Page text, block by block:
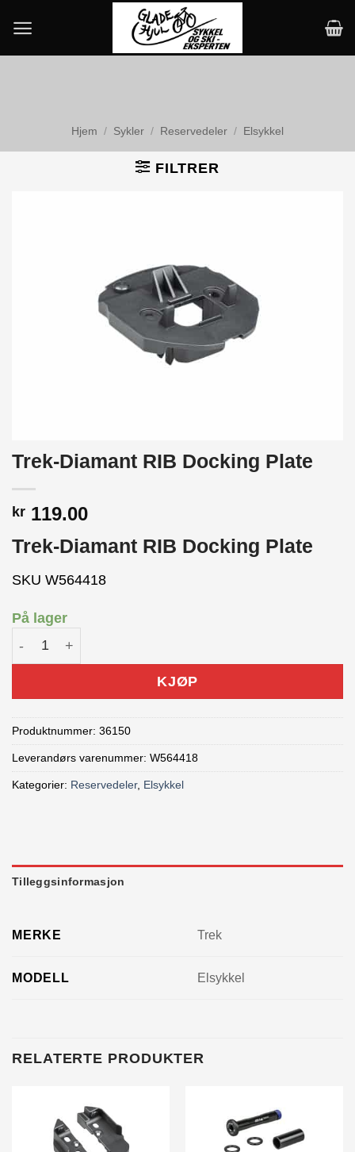
content
Hjem / Sykler / Reservedeler / Elsykkel
FILTRER
Trek-Diamant RIB Docking Plate
kr 119.00
Trek-Diamant RIB Docking Plate
SKU W564418
På lager
Trek-Diamant RIB Docking Plate antall
KJØP
Produktnummer: 36150
Leverandørs varenummer: W564418
Kategorier: Reservedeler, Elsykkel
Tilleggsinformasjon
MERKE Trek
MODELL Elsykkel
RELATERTE PRODUKTER